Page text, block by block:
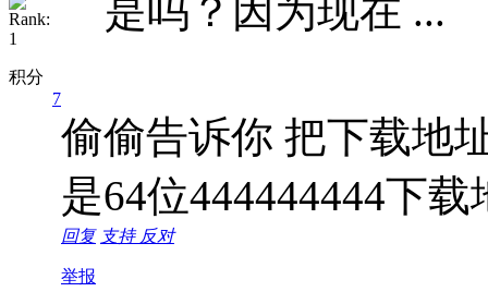
积分
7
是吗？因为现在 ...
偷偷告诉你 把下载地
是64位444444444下
回复 支持 反对
举报